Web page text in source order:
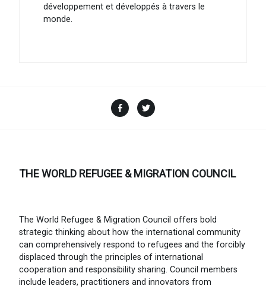
développement et développés à travers le
monde.
Facebook
THE WORLD REFUGEE & MIGRATION COUNCIL
The World Refugee & Migration Council offers bold
strategic thinking about how the international community
can comprehensively respond to refugees and the forcibly
displaced through the principles of international
cooperation and responsibility sharing. Council members
include leaders, practitioners and innovators from